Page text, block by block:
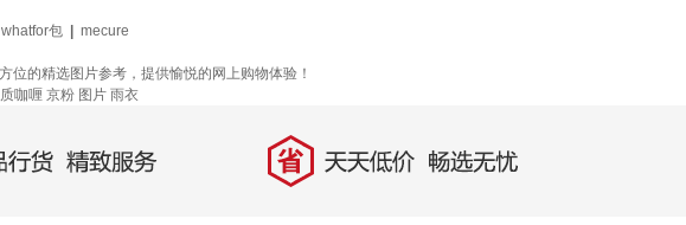
whatfor包
mecure
的精选图片参考，提供愉悦的网上购物体验！
咖喱 京粉 图片 雨衣
货，精致服务 省 天天低价，畅选无忧